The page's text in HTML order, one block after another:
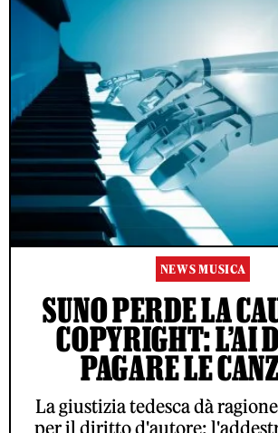
NEWS MUSICA
SUNO PERDE LA
COPYRIGHT: L’AI
PAGARE LE
La giustizia tedesca dà
per il diritto d'autore:
ACCETTO LE NORME SUL
L'INVIO DELLA NEWSLETTER DI